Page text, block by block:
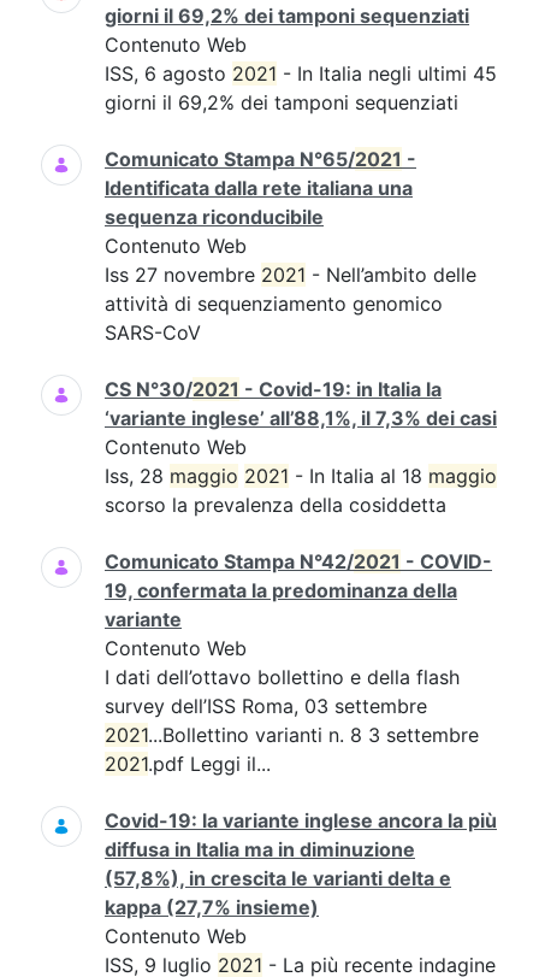
giorni il 69,2% dei tamponi sequenziati
Contenuto Web
ISS, 6 agosto 2021 - In Italia negli ultimi 45
giorni il 69,2% dei tamponi sequenziati
Comunicato Stampa N°65/2021 -
Identificata dalla rete italiana una
sequenza riconducibile
Contenuto Web
Iss 27 novembre 2021 - Nell’ambito delle
attività di sequenziamento genomico
SARS-CoV
CS N°30/2021 - Covid-19: in Italia la
‘variante inglese’ all’88,1%, il 7,3% dei casi
Contenuto Web
Iss, 28 maggio 2021 - In Italia al 18 maggio
scorso la prevalenza della cosiddetta
Comunicato Stampa N°42/2021 - COVID-
19, confermata la predominanza della
variante
Contenuto Web
I dati dell’ottavo bollettino e della flash
survey dell’ISS Roma, 03 settembre
2021...Bollettino varianti n. 8 3 settembre
2021.pdf Leggi il...
Covid-19: la variante inglese ancora la più
diffusa in Italia ma in diminuzione
(57,8%), in crescita le varianti delta e
kappa (27,7% insieme)
Contenuto Web
ISS, 9 luglio 2021 - La più recente indagine